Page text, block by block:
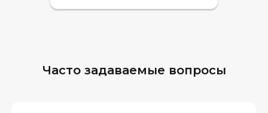
Часто задаваемые вопросы